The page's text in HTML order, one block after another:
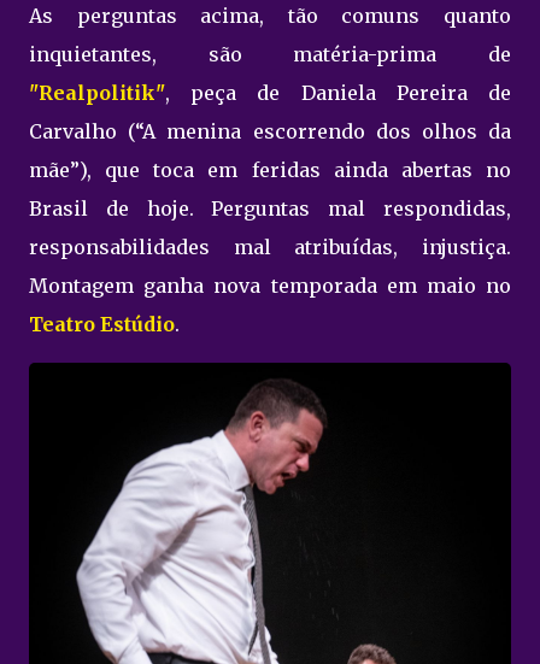
As perguntas acima, tão comuns quanto
inquietantes, são matéria-prima de
"Realpolitik", peça de Daniela Pereira de
Carvalho (“A menina escorrendo dos olhos da
mãe”), que toca em feridas ainda abertas no
Brasil de hoje. Perguntas mal respondidas,
responsabilidades mal atribuídas, injustiça.
Montagem ganha nova temporada em maio no
Teatro Estúdio.